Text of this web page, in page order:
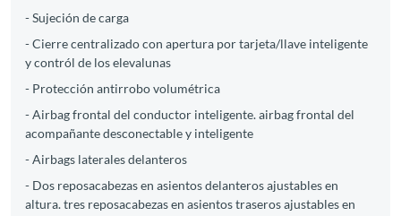
- Sujeción de carga
- Cierre centralizado con apertura por tarjeta/llave inteligente
y contról de los elevalunas
- Protección antirrobo volumétrica
- Airbag frontal del conductor inteligente. airbag frontal del
acompañante desconectable y inteligente
- Airbags laterales delanteros
- Dos reposacabezas en asientos delanteros ajustables en
altura. tres reposacabezas en asientos traseros ajustables en